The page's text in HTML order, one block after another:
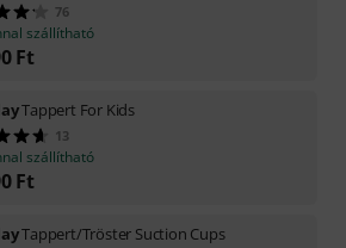
76
szállítható
Ft
Tappert For Kids
13
szállítható
Ft
Tappert/Tröster Suction Cups